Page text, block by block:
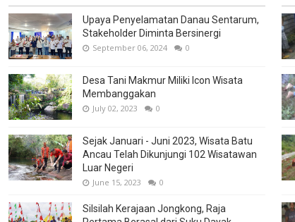
Upaya Penyelamatan Danau Sentarum,
Stakeholder Diminta Bersinergi
September 06, 2024 0
Desa Tani Makmur Miliki Icon Wisata
Membanggakan
July 02, 2023 0
Sejak Januari - Juni 2023, Wisata Batu
Ancau Telah Dikunjungi 102 Wisatawan
Luar Negeri
June 15, 2023 0
Silsilah Kerajaan Jongkong, Raja